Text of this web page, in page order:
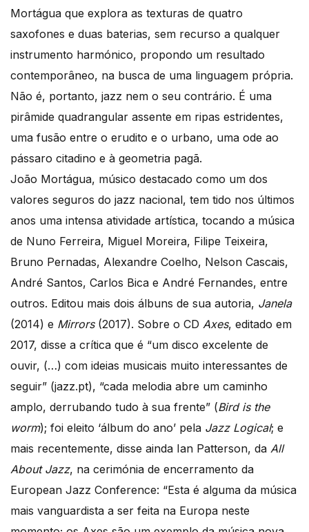
Mortágua que explora as texturas de quatro
saxofones e duas baterias, sem recurso a qualquer
instrumento harmónico, propondo um resultado
contemporâneo, na busca de uma linguagem própria.
Não é, portanto, jazz nem o seu contrário. É uma
pirâmide quadrangular assente em ripas estridentes,
uma fusão entre o erudito e o urbano, uma ode ao
pássaro citadino e à geometria pagã.
João Mortágua, músico destacado como um dos
valores seguros do jazz nacional, tem tido nos últimos
anos uma intensa atividade artística, tocando a música
de Nuno Ferreira, Miguel Moreira, Filipe Teixeira,
Bruno Pernadas, Alexandre Coelho, Nelson Cascais,
André Santos, Carlos Bica e André Fernandes, entre
outros. Editou mais dois álbuns de sua autoria, Janela
(2014) e Mirrors(2017). Sobre o CD Axes, editado em
2017, disse a crítica que é “um disco excelente de
ouvir, (…) com ideias musicais muito interessantes de
seguir” (jazz.pt), “cada melodia abre um caminho
amplo, derrubando tudo à sua frente” (Bird is the
worm); foi eleito ‘álbum do ano’ pela Jazz Logical; e
mais recentemente, disse ainda Ian Patterson, da All
About Jazz, na cerimónia de encerramento da
European Jazz Conference: “Esta é alguma da música
mais vanguardista a ser feita na Europa neste